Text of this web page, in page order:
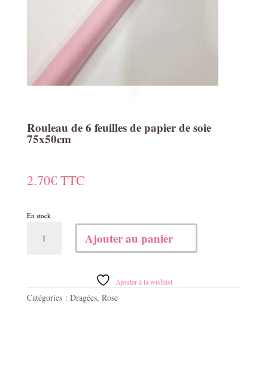
Rouleau de 6 feuilles de papier de soie
75x50cm
2.70€ TTC
En stock
feuilles
de
Ajouter au panier
Ajouter à la wishlist
Catégories : Dragées, Rose